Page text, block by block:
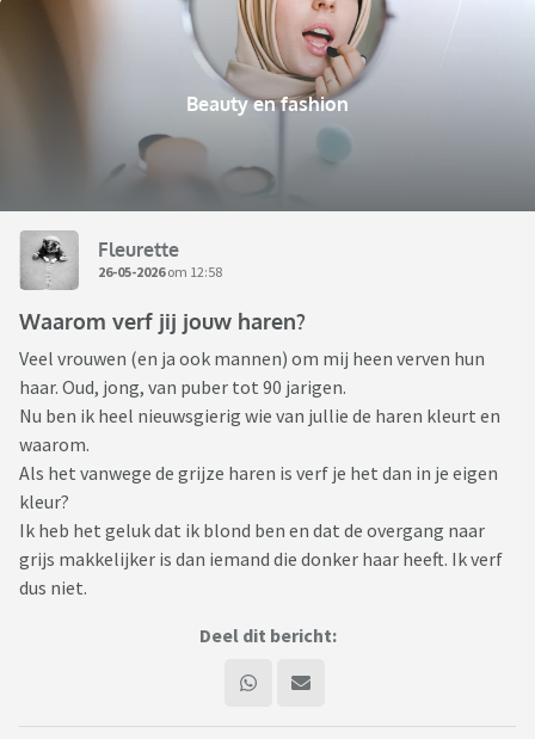
Beauty en fashion
Fleurette
26-05-2026om 12:58
Waarom verf jij jouw haren?
Veel vrouwen (en ja ook mannen) om mij heen verven hun
haar. Oud, jong, van puber tot 90 jarigen.
Nu ben ik heel nieuwsgierig wie van jullie de haren kleurt en
waarom.
Als het vanwege de grijze haren is verf je het dan in je eigen
kleur?
Ik heb het geluk dat ik blond ben en dat de overgang naar
grijs makkelijker is dan iemand die donker haar heeft. Ik verf
dus niet.
Deel dit bericht: